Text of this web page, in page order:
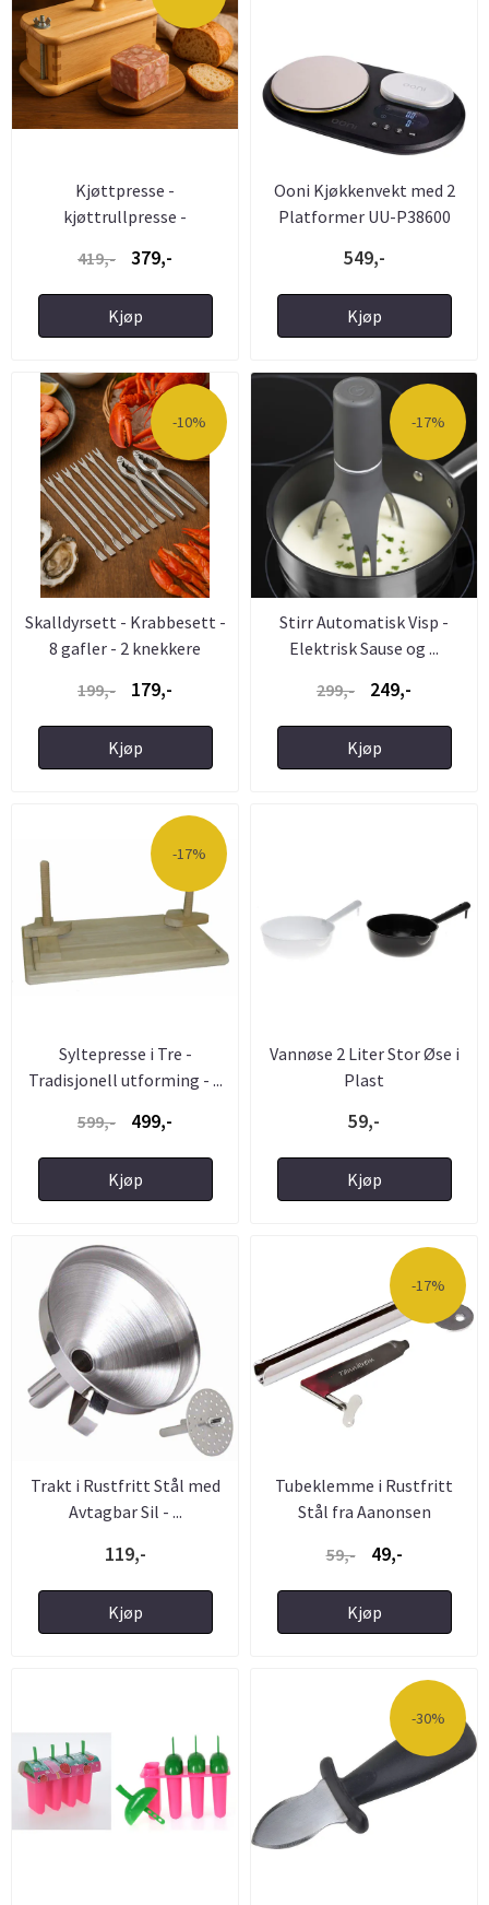
Kjøttpresse -
kjøttrullpresse -
419,- 379,-
Kjøp
Ooni Kjøkkenvekt med 2
Platformer UU-P38600
549,-
Kjøp
-10%
Skalldyrsett - Krabbesett -
8 gafler - 2 knekkere
199,-
179,-
Kjøp
-17%
Stirr Automatisk Visp -
Elektrisk Sause og ...
299,-
249,-
Kjøp
-17%
Syltepresse i Tre -
Tradisjonell utforming - ...
599,-
499,-
Kjøp
Vannøse 2 Liter Stor Øse i
Plast
59,-
Kjøp
Trakt i Rustfritt Stål med
Avtagbar Sil - ...
119,-
Kjøp
-17%
Tubeklemme i Rustfritt
Stål fra Aanonsen
59,-
49,-
Kjøp
-30%